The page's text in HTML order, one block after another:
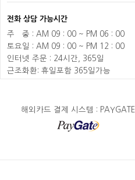
전화 상담 가능시간
주
중 : AM 09 : 00 ~ PM 06 : 00
토요일 : AM 09 : 00 ~ PM 12 : 00
인터넷 주문 : 24시간, 365일
근조화환: 휴일포함 365일가능
해외카드 결제 시스템 : PAYGATE